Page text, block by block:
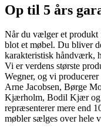
Op til 5 års
Når du vælger et produkt
blot et møbel. Du bliver
karakteristisk håndværk,
Vi er verdens største
Wegner, og vi
Arne Jacobsen, Børge
Kjærholm, Bodil Kjær og
repræsenterer mere end
møbler sælges over hele